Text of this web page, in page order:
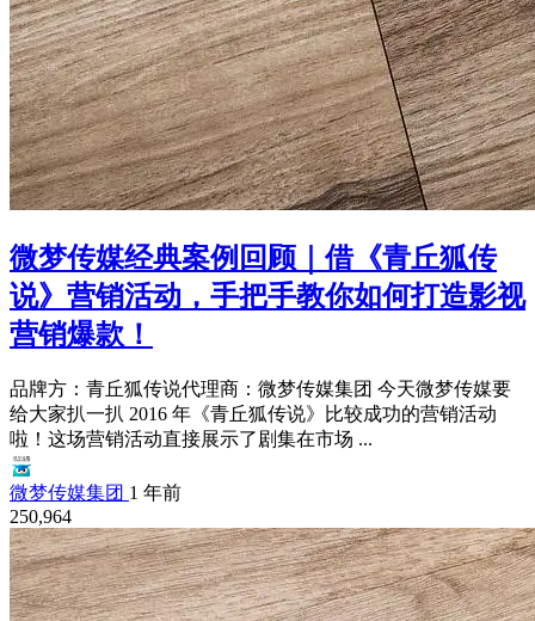
微梦传媒经典案例回顾｜借《青丘狐传
说》营销活动，手把手教你如何打造影视
营销爆款！
品牌方：青丘狐传说代理商：微梦传媒集团 今天微梦传媒要
给大家扒一扒 2016 年《青丘狐传说》比较成功的营销活动
啦！这场营销活动直接展示了剧集在市场 ...
微梦传媒集团 1 年前
250,964